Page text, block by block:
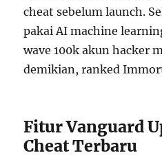
cheat sebelum launch.
pakai AI machine
wave 100k akun hacker
demikian, ranked
Fitur Vanguard
Cheat Terbaru